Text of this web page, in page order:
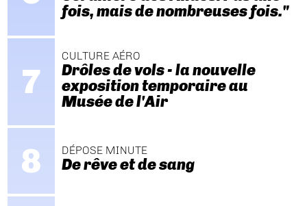
fois, mais de nombreuses fois."
CULTURE AÉRO
Drôles de vols - la nouvelle
exposition temporaire au
Musée de l'Air
DÉPOSE MINUTE
De rêve et de sang